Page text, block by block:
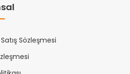
Sözleşmesi